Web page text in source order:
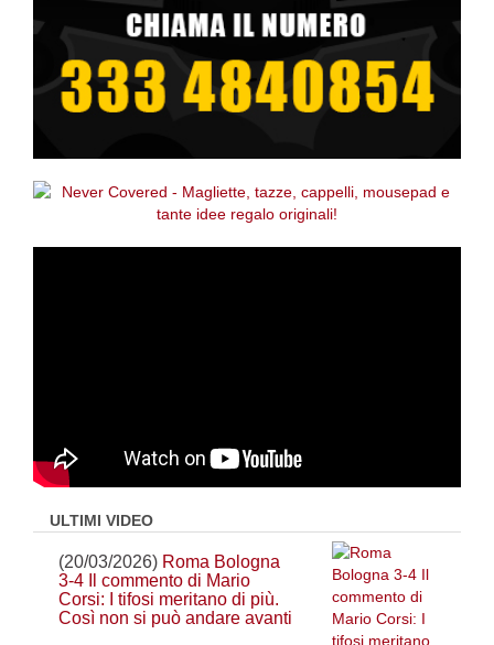
ULTIMI VIDEO
(20/03/2026) Roma Bologna
3-4 Il commento di Mario
Corsi: I tifosi meritano di più.
Così non si può andare avanti